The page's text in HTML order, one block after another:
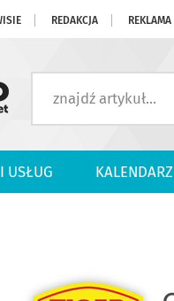
REDAKCJA REKLAMA
USŁUG KALENDARZ